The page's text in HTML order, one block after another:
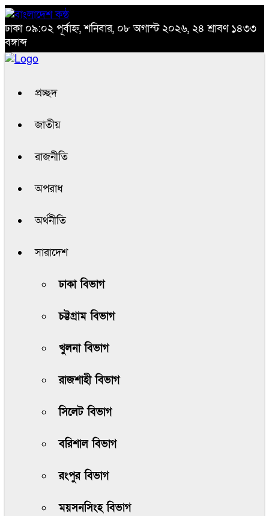
ঢাকা ০৯:০২ পূর্বাহ্ন, শনিবার, ০৮ অগাস্ট ২০২৬, ২৪ শ্রাবণ ১৪৩৩
বঙ্গাব্দ
প্রচ্ছদ
জাতীয়
রাজনীতি
অপরাধ
অর্থনীতি
সারাদেশ
ঢাকা বিভাগ
চট্টগ্রাম বিভাগ
খুলনা বিভাগ
রাজশাহী বিভাগ
সিলেট বিভাগ
বরিশাল বিভাগ
রংপুর বিভাগ
ময়সনসিংহ বিভাগ